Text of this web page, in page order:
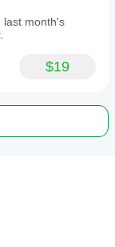
last month's
$19